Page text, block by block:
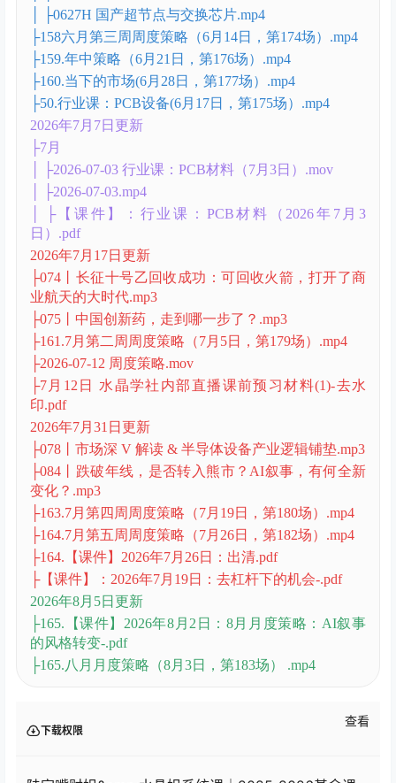
├6月
│ ├157.六月策略（2）（6月7日，第173场）.mp4
│ ├49.行业课：固态变压器（6月3日，第172场）.mp4
│ ├【课件】行业课：固态变压器（6月3日，第172
场）-去水印.pdf
2026年7月5日更新
├0627H 国产超节点与交换芯片
│ ├0627-国产超节点与交换芯片.pdf
│ ├0627H 国产超节点与交换芯片.mp4
├158六月第三周周度策略（6月14日，第174场）.mp4
├159.年中策略（6月21日，第176场）.mp4
├160.当下的市场(6月28日，第177场）.mp4
├50.行业课：PCB设备(6月17日，第175场）.mp4
2026年7月7日更新
├7月
│ ├2026-07-03 行业课：PCB材料（7月3日）.mov
│ ├2026-07-03.mp4
│ ├【课件】：行业课：PCB材料（2026年7月3
日）.pdf
2026年7月17日更新
├074丨长征十号乙回收成功：可回收火箭，打开了商
业航天的大时代.mp3
├075丨中国创新药，走到哪一步了？.mp3
├161.7月第二周周度策略（7月5日，第179场）.mp4
├2026-07-12 周度策略.mov
├7月12日 水晶学社内部直播课前预习材料(1)-去水
印.pdf
2026年7月31日更新
├078丨市场深 V 解读 & 半导体设备产业逻辑铺垫.mp3
├084丨跌破年线，是否转入熊市？AI叙事，有何全新
变化？.mp3
├164.【课件】2026年7月26日：出清.pdf